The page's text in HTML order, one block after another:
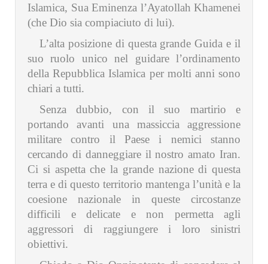
Islamica, Sua Eminenza l’Ayatollah Khamenei
(che Dio sia compiaciuto di lui).
L’alta posizione di questa grande Guida e il
suo ruolo unico nel guidare l’ordinamento
della Repubblica Islamica per molti anni sono
chiari a tutti.
Senza dubbio, con il suo martirio e
portando avanti una massiccia aggressione
militare contro il Paese i nemici stanno
cercando di danneggiare il nostro amato Iran.
Ci si aspetta che la grande nazione di questa
terra e di questo territorio mantenga l’unità e la
coesione nazionale in queste circostanze
difficili e delicate e non permetta agli
aggressori di raggiungere i loro sinistri
obiettivi.